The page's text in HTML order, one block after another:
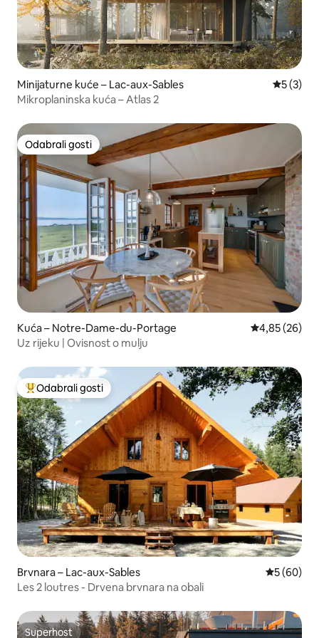
Minijaturne kuće – Lac-aux-Sables
5 (3)
Mikroplaninska kuća – Atlas 2
Odabrali gosti
Odabrali gosti
Kuća – Notre-Dame-du-Portage Prosječna
4,85 (26)
Uz rijeku | Ovisnost o mulju
Među najviše rangiranima s oznakom „Odabrali gosti”
Odabrali gosti
Brvnara – Lac-aux-Sables Prosječna
5 (60)
Les 2 loutres - Drvena brvnara na obali
Superhost